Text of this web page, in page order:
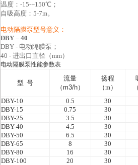
温度：-15-+150℃；
自吸高度：5-7m。
电动隔膜泵型号意义：
DBY – 40
DBY - 电动隔膜泵；
40 - 进出口直径（mm）
电动隔膜泵性能参数表
型 号
流量
（m3/h）
扬程
（m）
DBY-10
0.5 30
DBY-15
0.75 30
DBY-25
3.5 30
DBY-40
4.5 30
DBY-50
6.5 30
DBY-65
8 30
DBY-80
16 30
DBY-100
20 30